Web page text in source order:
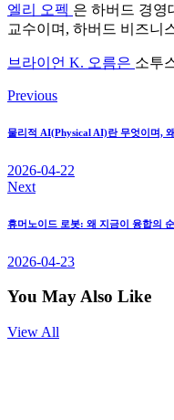
엘리 오펙 은 하버드 경영
교수이며, 하버드 비즈니
브라이언 K. 오름은 소투
글
탐
색
Previous
물리적 AI(Physical AI)란 무엇이며,
2026-04-22
Next
휴머노이드 로봇: 왜 지금이 융합의
2026-04-23
You May Also Like
View All